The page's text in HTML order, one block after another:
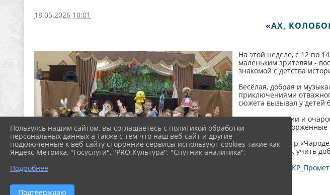
18.05.2026 10:01
«АХ,
На этой неделе, с 12 по
маленьким зрителям -
знакомой с детства
Весёлая, добрая и
приключениями
сюжета вызывал у детей
Яркие декорации и
малышей. Восторженные
Кукольный театр
дарить радость, учить
Пользуясь нашим сайтом, вы соглашаетесь с политикой обработки
персональных данных а также с тем что наш веб-сайт и другие
подключенные к веб-сайту сторонние сервисы используют cookies такие как
Яндекс Метрика, "Госуслуги", "PRO.Культура", "Спутник аналитика".
Подробнее
Подтверждаю